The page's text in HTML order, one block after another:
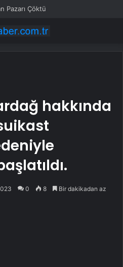
Pazarı Çöktü
hakkında
0 8 Bir dakikadan az